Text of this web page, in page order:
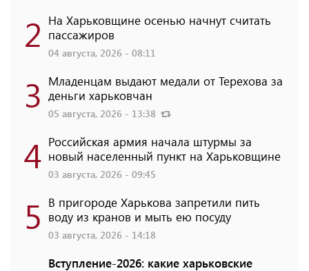
2 На Харьковщине осенью начнут считать
пассажиров
04 августа, 2026 - 08:11
3 Младенцам выдают медали от Терехова за
деньги харьковчан
05 августа, 2026 - 13:38
4 Российская армия начала штурмы за
новый населенный пункт на Харьковщине
03 августа, 2026 - 09:45
5 В пригороде Харькова запретили пить
воду из кранов и мыть ею посуду
03 августа, 2026 - 14:18
Вступление-2026: какие харьковские